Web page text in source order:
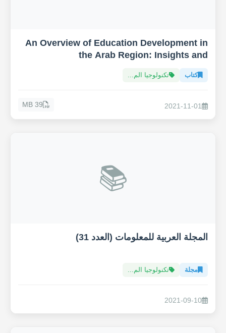
An Overview of Education Development in
the Arab Region: Insights and
Development Goals (SDGs)
كتاب تكنولوجيا الم...
2021-11-01
39 MB
📚
المجلة العربية للمعلومات (العدد 31)
مجلة تكنولوجيا الم...
2021-09-10